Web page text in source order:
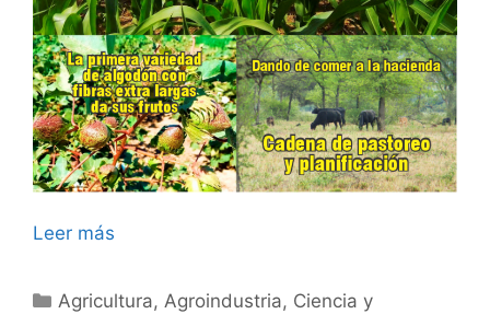
Leer más
Categorías
Agricultura,Agroindustria, Ciencia y